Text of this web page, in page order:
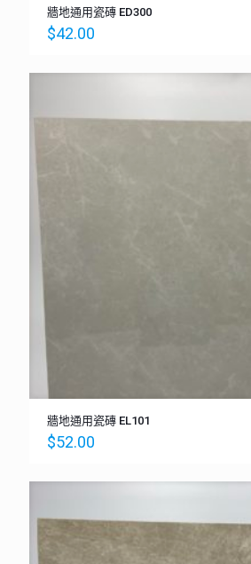
牆地通用瓷磚 ED300
$42.00
牆地通用瓷磚 EL101
$52.00